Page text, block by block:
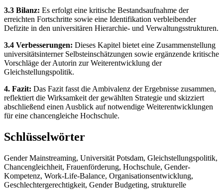
3.3 Bilanz: Es erfolgt eine kritische Bestandsaufnahme der
erreichten Fortschritte sowie eine Identifikation verbleibender
Defizite in den universitären Hierarchie- und Verwaltungsstrukturen.
3.4 Verbesserungen: Dieses Kapitel bietet eine Zusammenstellung
universitätsinterner Selbsteinschätzungen sowie ergänzende kritische
Vorschläge der Autorin zur Weiterentwicklung der
Gleichstellungspolitik.
4. Fazit: Das Fazit fasst die Ambivalenz der Ergebnisse zusammen,
reflektiert die Wirksamkeit der gewählten Strategie und skizziert
abschließend einen Ausblick auf notwendige Weiterentwicklungen
für eine chancengleiche Hochschule.
Schlüsselwörter
Gender Mainstreaming, Universität Potsdam, Gleichstellungspolitik,
Chancengleichheit, Frauenförderung, Hochschule, Gender-
Kompetenz, Work-Life-Balance, Organisationsentwicklung,
Geschlechtergerechtigkeit, Gender Budgeting, strukturelle